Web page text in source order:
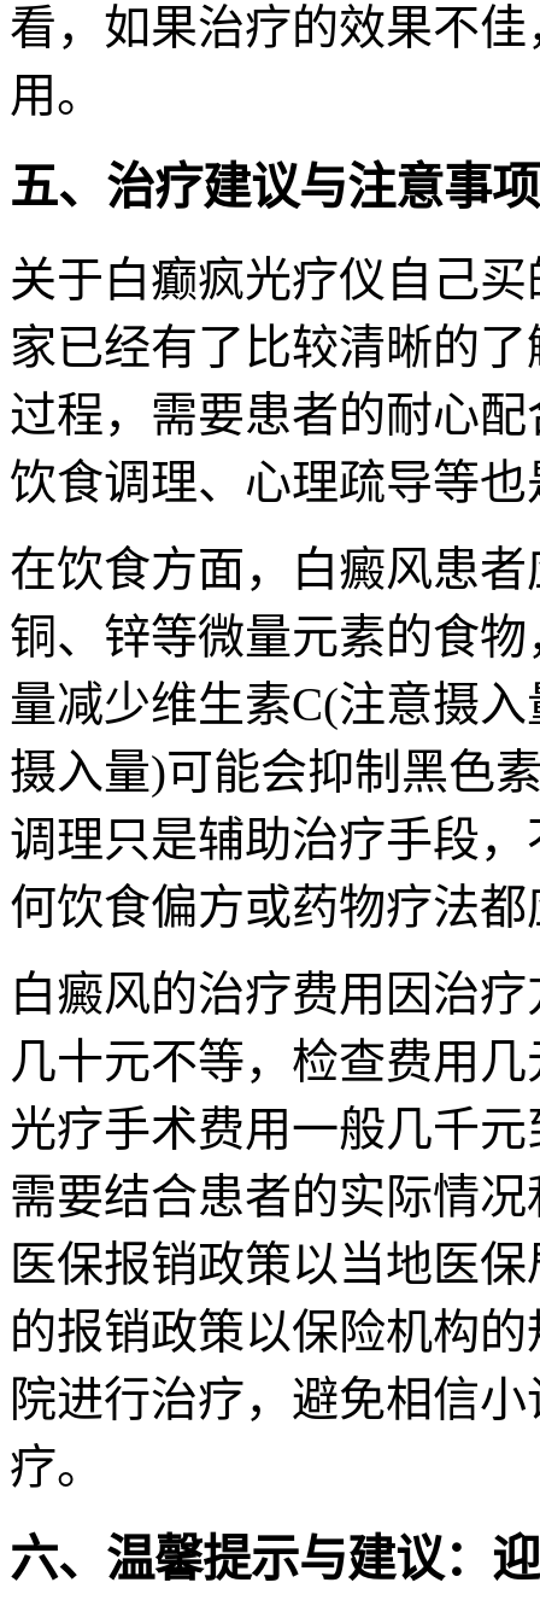
看，如果治疗的效果不
用。
五、治疗建议与注意事
关于白癫疯光疗仪自己
家已经有了比较清晰的
过程，需要患者的耐心
饮食调理、心理疏导等
在饮食方面，白癜风患
铜、锌等微量元素的食
量减少维生素C(注意摄
摄入量)可能会抑制黑色
调理只是辅助治疗手段
何饮食偏方或药物疗法
白癜风的治疗费用因治
几十元不等，检查费用
光疗手术费用一般几千
需要结合患者的实际情
医保报销政策以当地医
的报销政策以保险机构
院进行治疗，避免相信
疗。
六、温馨提示与建议：